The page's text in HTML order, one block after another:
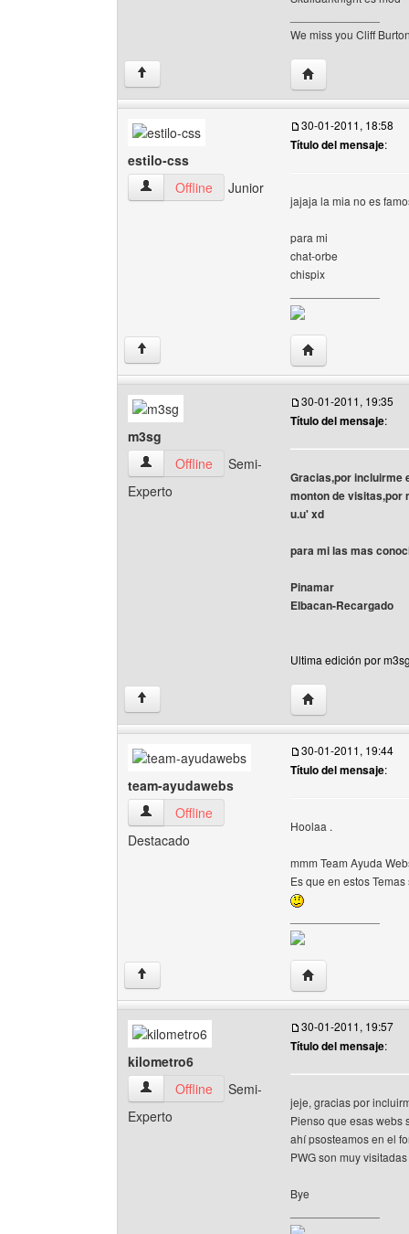
We miss you Cliff
↑ Visitar sitio web
estilo-css
estilo-css Ver perfil del usuario
Offline Junior
30-01-2011, 18:58
Título del mensaje:
jajaja la mia no es
para mi
chat-orbe
chispix
↑ Visitar sitio web
m3sg
m3sg Ver perfil del usuario
Offline
Semi-
Experto
30-01-2011, 19:35
Título del mensaje:
Gracias,por incluirme
monton de visitas,por
u.u' xd
para mi las mas
Pinamar
Elbacan-Recargado
Ultima edición por
↑ Visitar sitio web
team-ayudawebs
team-ayudawebs Ver perfil del usuario
Offline
Destacado
30-01-2011, 19:44
Título del mensaje:
Hoolaa .
mmm Team Ayuda
Es que en estos
↑ Visitar sitio web
kilometro6
kilometro6 Ver perfil del usuario
Offline
Semi-
Experto
30-01-2011, 19:57
Título del mensaje:
jeje, gracias por
Pienso que esas webs
ahí psosteamos en el
PWG son muy
Bye